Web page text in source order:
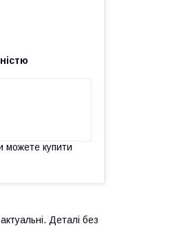
можете купити
Деталі без